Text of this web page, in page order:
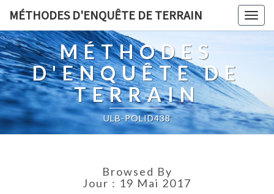
MÉTHODES D'ENQUÊTE DE TERRAIN
MÉTHODES
D'ENQUÊTE DE
TERRAIN
ULB-POLID438
Browsed By
Jour : 19 Mai 2017